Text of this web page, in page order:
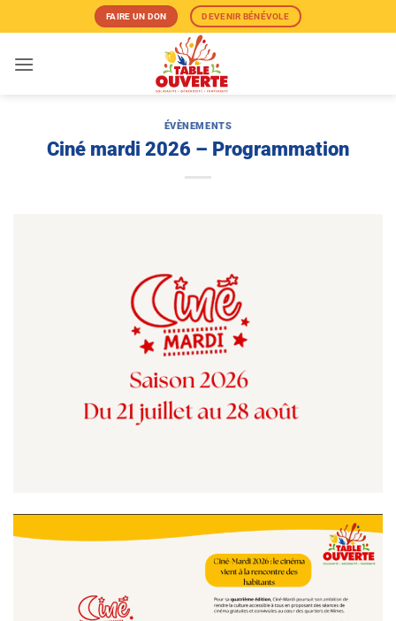
au
contenu
FAIRE UN DON DEVENIR BÉNÉVOLE
ÉVÈNEMENTS
Ciné mardi 2026 – Programmation